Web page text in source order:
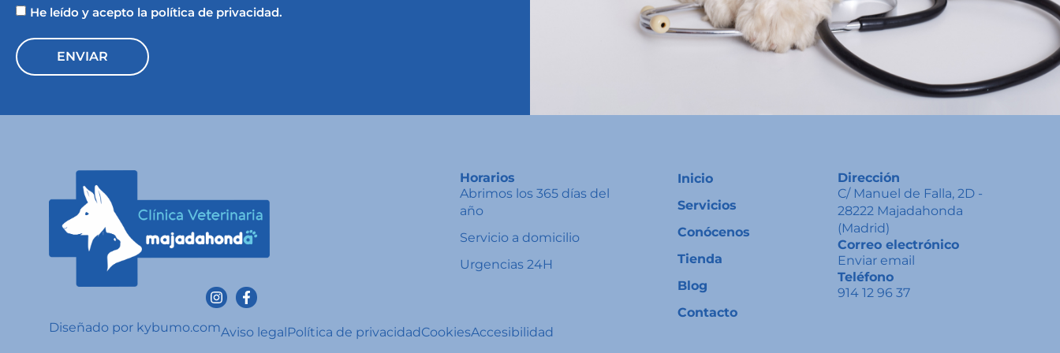
He leído y acepto la política de privacidad.
ENVIAR
Horarios
Abrimos los 365 días del
año
Servicio a domicilio
Urgencias 24H
Inicio
Servicios
Conócenos
Tienda
Blog
Contacto
Dirección
C/ Manuel de Falla, 2D -
28222 Majadahonda
(Madrid)
Correo electrónico
Enviar email
Teléfono
914 12 96 37
Diseñado por kybumo.comAviso legal Política de privacidadCookiesAccesibilidad